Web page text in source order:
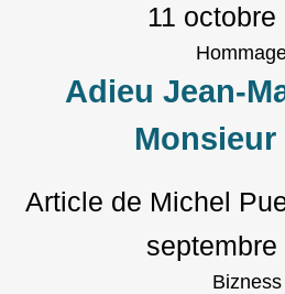
11 octobre
Adieu Jean-
Monsieur
Article de Michel
septembre
Bizness